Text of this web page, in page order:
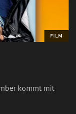
FILM
kommt mit